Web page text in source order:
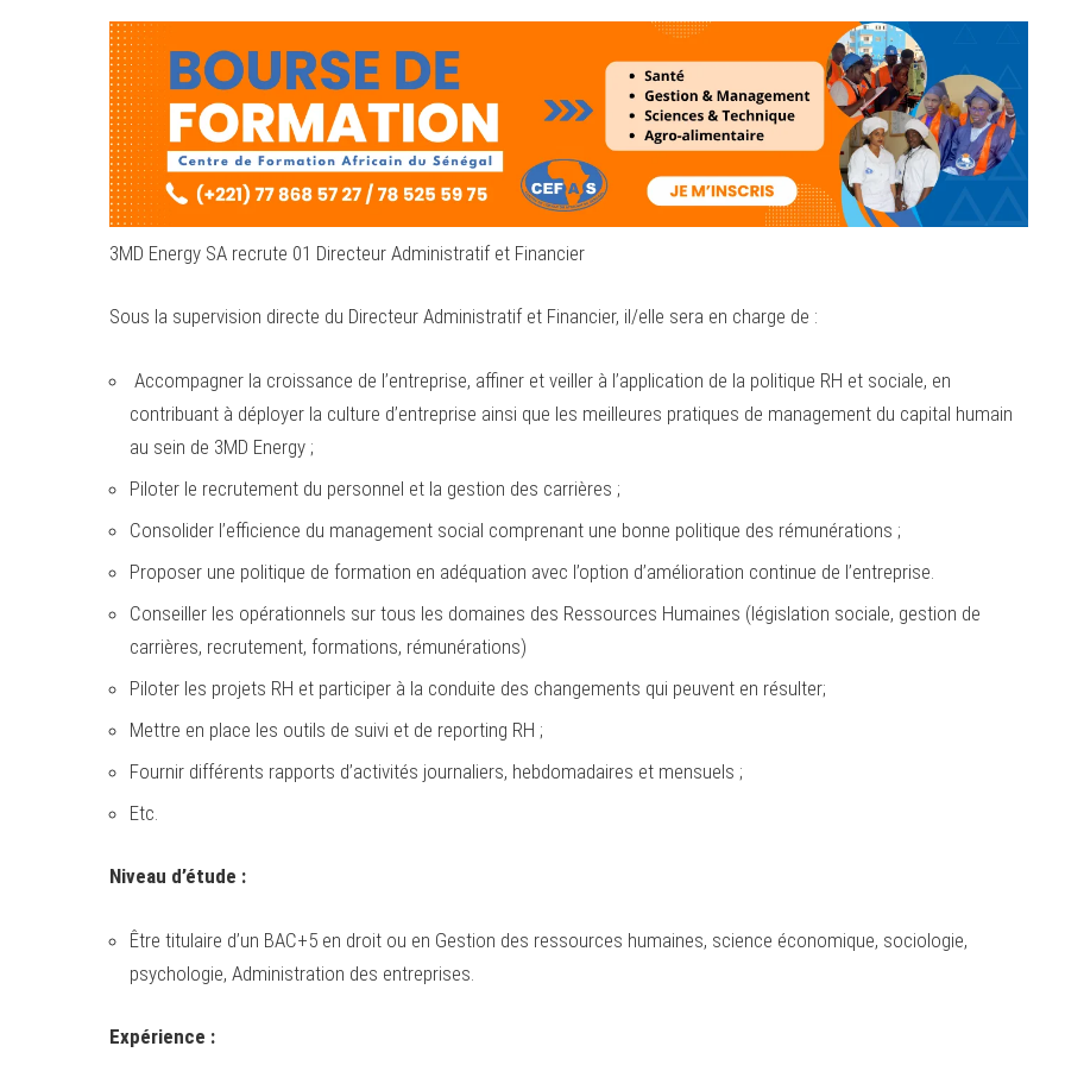
3MD Energy SA recrute 01 Directeur Administratif et Financier
Sous la supervision directe du Directeur Administratif et Financier, il/elle sera en charge de :
Accompagner la croissance de l’entreprise, affiner et veiller à l’application de la politique RH et sociale, en
contribuant à déployer la culture d’entreprise ainsi que les meilleures pratiques de management du capital humain
au sein de 3MD Energy ;
Piloter le recrutement du personnel et la gestion des carrières ;
Consolider l’efficience du management social comprenant une bonne politique des rémunérations ;
Proposer une politique de formation en adéquation avec l’option d’amélioration continue de l’entreprise.
Conseiller les opérationnels sur tous les domaines des Ressources Humaines (législation sociale, gestion de
carrières, recrutement, formations, rémunérations)
Piloter les projets RH et participer à la conduite des changements qui peuvent en résulter;
Mettre en place les outils de suivi et de reporting RH ;
Fournir différents rapports d’activités journaliers, hebdomadaires et mensuels ;
Etc.
Niveau d’étude :
Être titulaire d’un BAC+5 en droit ou en Gestion des ressources humaines, science économique, sociologie,
psychologie, Administration des entreprises.
Expérience :